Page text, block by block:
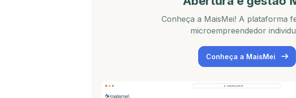
Conheça a MaisMei! A plataforma
microempreendedor
Conheça a MaisMei